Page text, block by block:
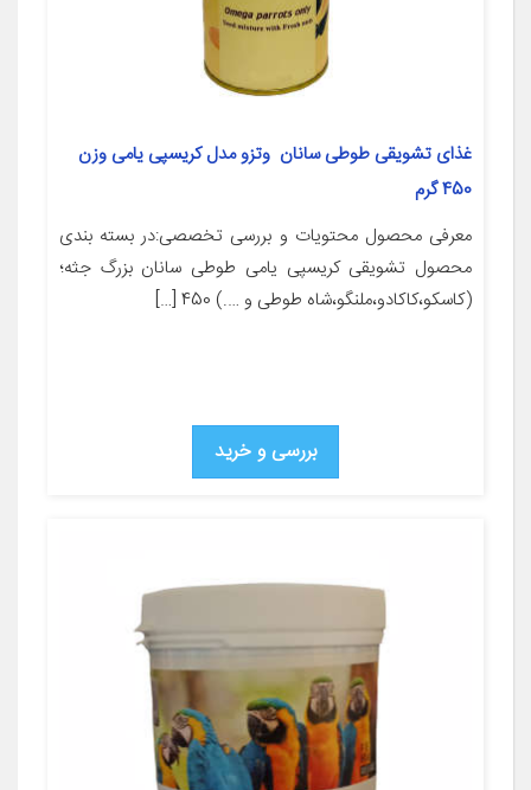
غذای تشویقی طوطی سانان وتزو مدل کریسپی یامی وزن
450 گرم
معرفی محصول محتویات و بررسی تخصصی:در بسته بندی
محصول تشویقی کریسپی یامی طوطی سانان بزرگ جثه؛
(کاسکو،کاکادو،ملنگو،شاه طوطی و ….) 450 […]
بررسی و خرید